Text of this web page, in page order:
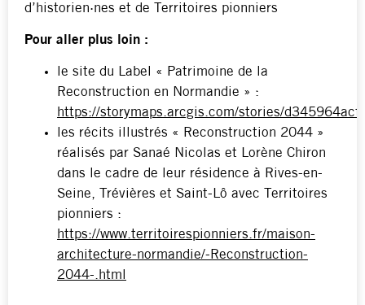
d’historien·nes et de Territoires pionniers
Pour aller plus loin :
le site du Label « Patrimoine de la
Reconstruction en Normandie » :
https://storymaps.arcgis.com/stories/
les récits illustrés « Reconstruction 2044 »
réalisés par Sanaé Nicolas et Lorène Chiron
dans le cadre de leur résidence à Rives-en-
Seine, Trévières et Saint-Lô avec Territoires
pionniers :
https://www.territoirespionniers.fr/maison-
architecture-normandie/-Reconstruction-
2044-.html